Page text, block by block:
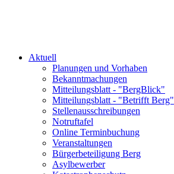
Aktuell
Planungen und Vorhaben
Bekanntmachungen
Mitteilungsblatt - "BergBlick"
Mitteilungsblatt - "Betrifft Berg"
Stellenausschreibungen
Notruftafel
Online Terminbuchung
Veranstaltungen
Bürgerbeteiligung Berg
Asylbewerber